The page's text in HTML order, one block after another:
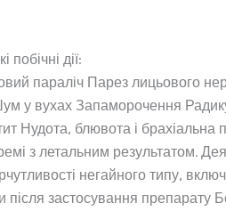
дії:
параліч Парез лицьового
у вухах Запаморочення
блювота і брахіальна
з летальним результатом.
негайного типу,
після застосування